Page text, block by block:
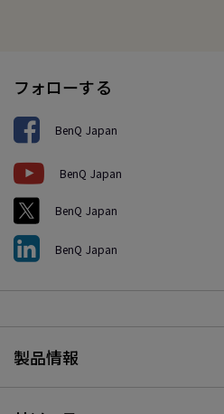
フォローする
BenQ Japan
BenQ Japan
BenQ Japan
BenQ Japan
製品情報